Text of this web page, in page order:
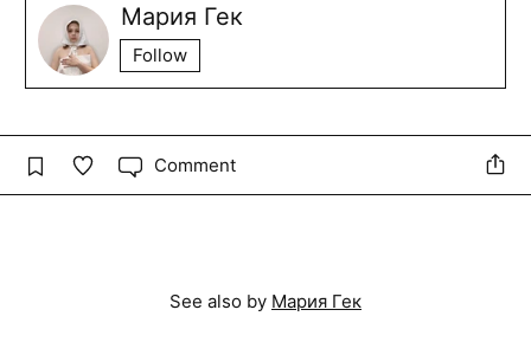
Мария Гек
Follow
Comment
See also by Мария Гек